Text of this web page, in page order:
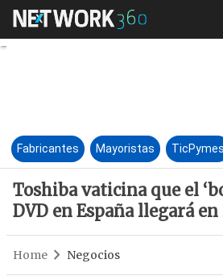
Toshiba
Fabricantes Mayoristas TicPymes
Toshiba vaticina que el
DVD en España llegará
Home Negocios